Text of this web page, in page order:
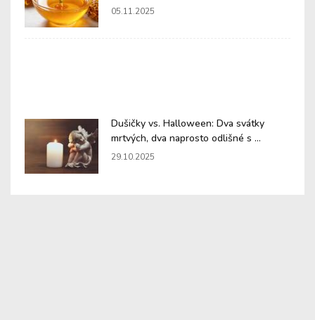
05.11.2025
Dušičky vs. Halloween: Dva svátky
mrtvých, dva naprosto odlišné s ...
29.10.2025